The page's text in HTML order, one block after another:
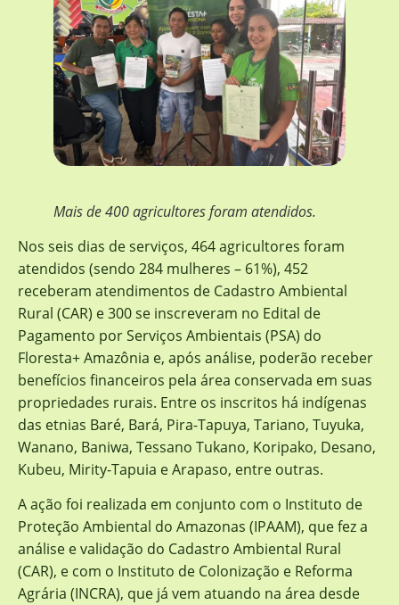
Mais de 400 agricultores foram atendidos.
Nos seis dias de serviços, 464 agricultores foram
atendidos (sendo 284 mulheres – 61%), 452
receberam atendimentos de Cadastro Ambiental
Rural (CAR) e 300 se inscreveram no Edital de
Pagamento por Serviços Ambientais (PSA) do
Floresta+ Amazônia e, após análise, poderão receber
benefícios financeiros pela área conservada em suas
propriedades rurais. Entre os inscritos há indígenas
das etnias Baré, Bará, Pira-Tapuya, Tariano, Tuyuka,
Wanano, Baniwa, Tessano Tukano, Koripako, Desano,
Kubeu, Mirity-Tapuia e Arapaso, entre outras.
A ação foi realizada em conjunto com o Instituto de
Proteção Ambiental do Amazonas (IPAAM), que fez a
análise e validação do Cadastro Ambiental Rural
(CAR), e com o Instituto de Colonização e Reforma
Agrária (INCRA), que já vem atuando na área desde